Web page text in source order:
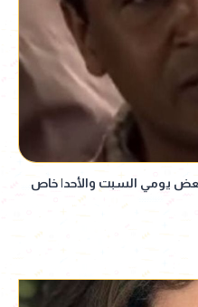
يومي السبت والأحد| خاص